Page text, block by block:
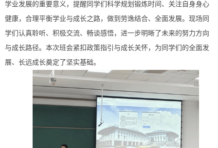
学业发展的重要意义，提醒同学们科学规划锻炼时间、关注自身身心
健康，合理平衡学业与成长之路，做到劳逸结合、全面发展。现场同
学们认真聆听、积极交流、畅谈感悟，进一步明晰了未来的努力方向
与成长路径。本次班会紧扣政策指引与成长关怀，为同学们的全面发
展、长远成长奠定了坚实基础。